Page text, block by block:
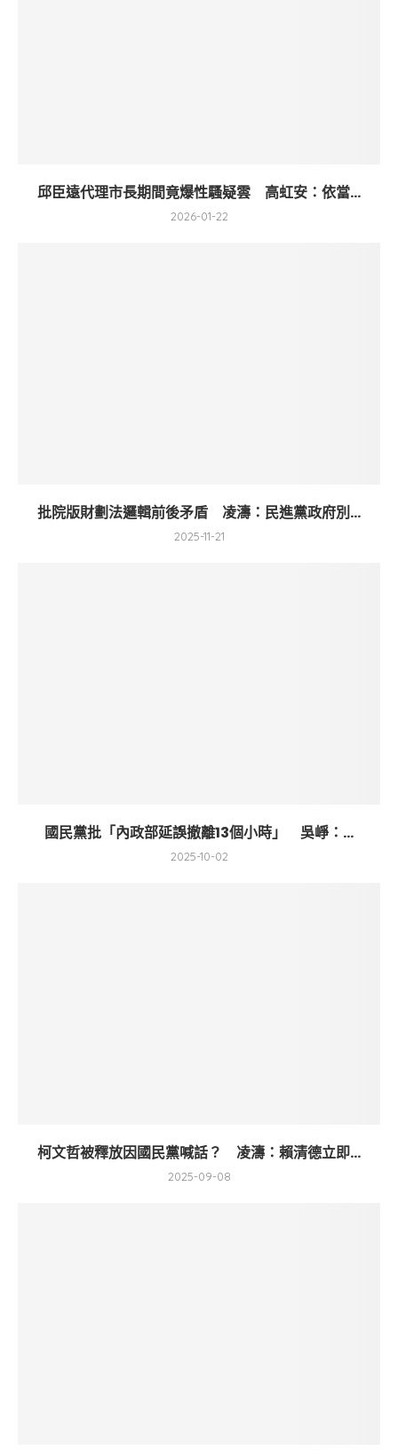
邱臣遠代理市長期間竟爆性騷疑雲 高虹安：依當...
2026-01-22
批院版財劃法邏輯前後矛盾 凌濤：民進黨政府別...
2025-11-21
國民黨批「內政部延誤撤離13個小時」 吳崢：...
2025-10-02
柯文哲被釋放因國民黨喊話？ 凌濤：賴清德立即...
2025-09-08